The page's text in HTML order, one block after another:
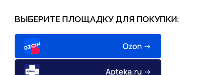
ВЫБЕРИТЕ ПЛОЩАДКУ ДЛЯ ПОКУПКИ: